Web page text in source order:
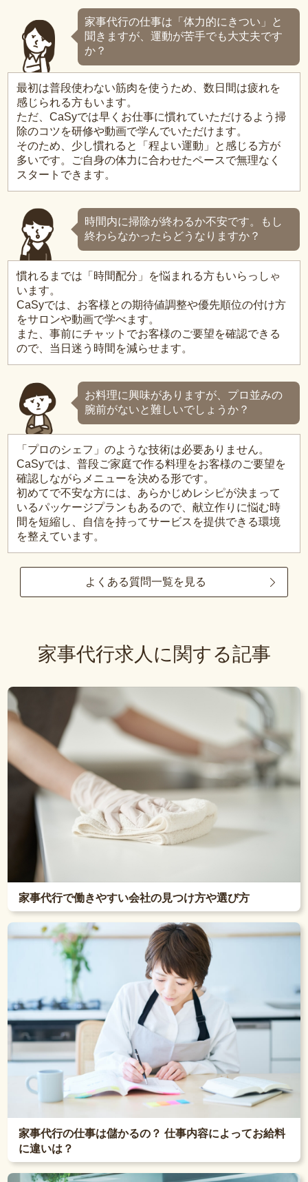
家事代行の仕事は「体力的にきつい」と
聞きますが、運動が苦手でも大丈夫です
か？
最初は普段使わない筋肉を使うため、数日間は疲れを
感じられる方もいます。
ただ、CaSyでは早くお仕事に慣れていただけるよう掃
除のコツを研修や動画で学んでいただけます。
そのため、少し慣れると「程よい運動」と感じる方が
多いです。ご自身の体力に合わせたペースで無理なく
スタートできます。
時間内に掃除が終わるか不安です。もし
終わらなかったらどうなりますか？
慣れるまでは「時間配分」を悩まれる方もいらっしゃ
います。
CaSyでは、お客様との期待値調整や優先順位の付け方
をサロンや動画で学べます。
また、事前にチャットでお客様のご要望を確認できる
ので、当日迷う時間を減らせます。
お料理に興味がありますが、プロ並みの
腕前がないと難しいでしょうか？
「プロのシェフ」のような技術は必要ありません。
CaSyでは、普段ご家庭で作る料理をお客様のご要望を
確認しながらメニューを決める形です。
初めてで不安な方には、あらかじめレシピが決まって
いるパッケージプランもあるので、献立作りに悩む時
間を短縮し、自信を持ってサービスを提供できる環境
を整えています。
よくある質問一覧を見る
家事代行求人に関する記事
家事代行で働きやすい会社の見つけ方や選び方
家事代行の仕事は儲かるの？ 仕事内容によってお給料
に違いは？